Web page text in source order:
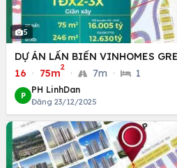
5
DỰ ÁN LẤN BIỂN VINHOMES
16 · 75m
2
· 7m · 1
P
PH LinhDan
Đăng 23/12/2025